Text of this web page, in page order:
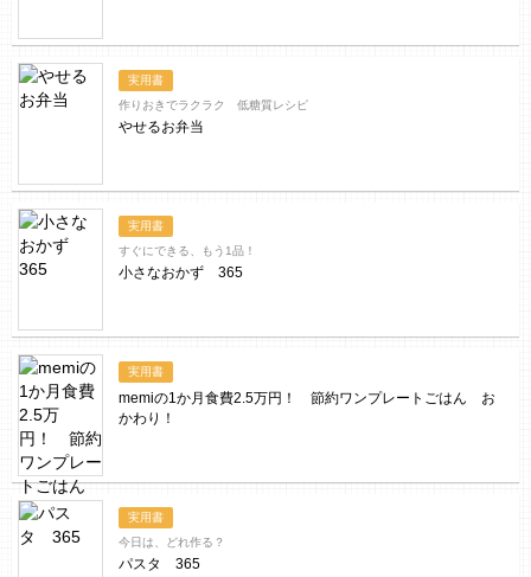
実用書
作りおきでラクラク 低糖質レシピ
やせるお弁当
実用書
すぐにできる、もう1品！
小さなおかず 365
実用書
memiの1か月食費2.5万円！ 節約ワンプレートごはん お
かわり！
実用書
今日は、どれ作る？
パスタ 365